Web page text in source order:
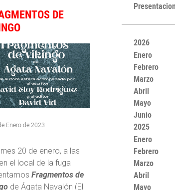
DE
Enero de 2023
20 de enero, a las
el local de la fuga
Fragmentos de
de Ágata Navalón (El
2026
Enero
Febrero
Marzo
Abril
Mayo
Junio
2025
Enero
Febrero
Marzo
Abril
Mayo